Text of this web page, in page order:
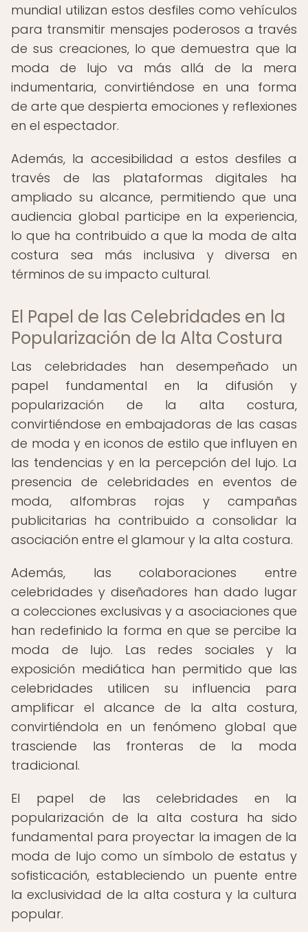
mundial utilizan estos desfiles como vehículos
para transmitir mensajes poderosos a través
de sus creaciones, lo que demuestra que la
moda de lujo va más allá de la mera
indumentaria, convirtiéndose en una forma
de arte que despierta emociones y reflexiones
en el espectador.
Además, la accesibilidad a estos desfiles a
través de las plataformas digitales ha
ampliado su alcance, permitiendo que una
audiencia global participe en la experiencia,
lo que ha contribuido a que la moda de alta
costura sea más inclusiva y diversa en
términos de su impacto cultural.
El Papel de las Celebridades en la
Popularización de la Alta Costura
Las celebridades han desempeñado un
papel fundamental en la difusión y
popularización de la alta costura,
convirtiéndose en embajadoras de las casas
de moda y en iconos de estilo que influyen en
las tendencias y en la percepción del lujo. La
presencia de celebridades en eventos de
moda, alfombras rojas y campañas
publicitarias ha contribuido a consolidar la
asociación entre el glamour y la alta costura.
Además, las colaboraciones entre
celebridades y diseñadores han dado lugar
a colecciones exclusivas y a asociaciones que
han redefinido la forma en que se percibe la
moda de lujo. Las redes sociales y la
exposición mediática han permitido que las
celebridades utilicen su influencia para
amplificar el alcance de la alta costura,
convirtiéndola en un fenómeno global que
trasciende las fronteras de la moda
tradicional.
El papel de las celebridades en la
popularización de la alta costura ha sido
fundamental para proyectar la imagen de la
moda de lujo como un símbolo de estatus y
sofisticación, estableciendo un puente entre
la exclusividad de la alta costura y la cultura
popular.